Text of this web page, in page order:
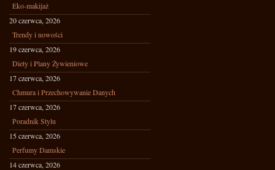
Eko-makijaż
20 czerwca, 2026
Trendy i nowości
19 czerwca, 2026
Diety i Plany Żywieniowe
17 czerwca, 2026
Chmura i Przechowywanie Danych
17 czerwca, 2026
Poradnik Stylu
15 czerwca, 2026
Perfumy Damskie
14 czerwca, 2026